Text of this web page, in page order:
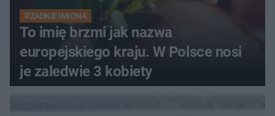
RZADKIE IMIONA
To imię brzmi jak nazwa
europejskiego kraju. W Polsce nosi
je zaledwie 3 kobiety